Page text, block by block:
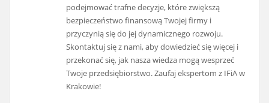
podejmować trafne decyzje, które zwiększą
bezpieczeństwo finansową Twojej firmy i
przyczynią się do jej dynamicznego rozwoju.
Skontaktuj się z nami, aby dowiedzieć się więcej i
przekonać się, jak nasza wiedza mogą wesprzeć
Twoje przedsiębiorstwo. Zaufaj ekspertom z IFiA w
Krakowie!